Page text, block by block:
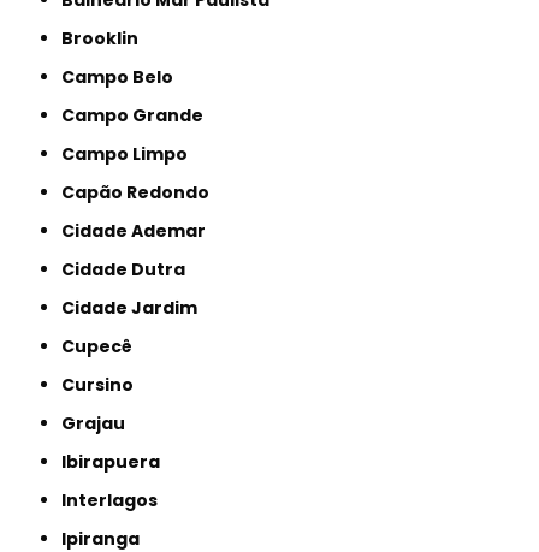
Brooklin
Campo Belo
Campo Grande
Campo Limpo
Capão Redondo
Cidade Ademar
Cidade Dutra
Cidade Jardim
Cupecê
Cursino
Grajau
Ibirapuera
Interlagos
Ipiranga